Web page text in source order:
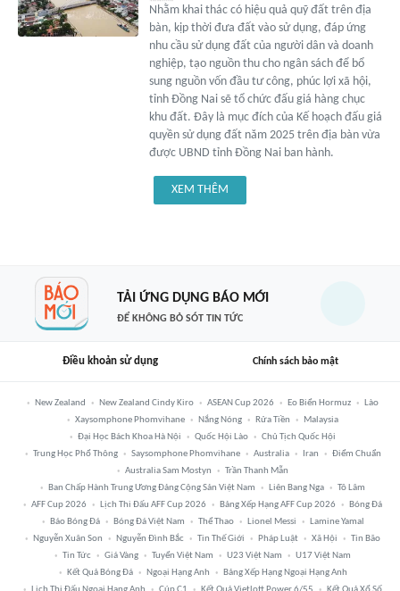
Nhằm khai thác có hiệu quả quỹ đất trên địa
bàn, kịp thời đưa đất vào sử dụng, đáp ứng
nhu cầu sử dụng đất của người dân và doanh
nghiệp, tạo nguồn thu cho ngân sách để bổ
sung nguồn vốn đầu tư công, phúc lợi xã hội,
tỉnh Đồng Nai sẽ tổ chức đấu giá hàng chục
khu đất. Đây là mục đích của Kế hoạch đấu giá
quyền sử dụng đất năm 2025 trên địa bàn vừa
được UBND tỉnh Đồng Nai ban hành.
XEM THÊM
TẢI ỨNG DỤNG BÁO MỚI
ĐỂ KHÔNG BỎ SÓT TIN TỨC
Điều khoản sử dụng Chính sách bảo mật
New Zealand New Zealand Cindy Kiro ASEAN Cup 2026 Eo Biển Hormuz
Lào
Xaysomphone Phomvihane
Nắng Nóng Rửa Tiền
Malaysia
Đại Học Bách Khoa Hà Nội
Quốc Hội Lào
Chủ Tịch Quốc Hội
Trung Học Phổ Thông
Saysomphone Phomvihane Australia Iran
Điểm Chuẩn
Australia Sam Mostyn
Trần Thanh Mẫn
Ban Chấp Hành Trung Ương Đảng Cộng Sản Việt Nam
Liên Bang Nga
Tô Lâm
AFF Cup 2026
Lịch Thi Đấu AFF Cup 2026 Bảng Xếp Hạng AFF Cup 2026
Bóng Đá
Báo Bóng Đá
Bóng Đá Việt Nam Thể Thao Lionel Messi
Lamine Yamal
Nguyễn Xuân Son
Nguyễn Đình Bắc Tin Thế Giới Pháp Luật Xã Hội
Tin Bão
Tin Tức
Giá Vàng Tuyển Việt Nam U23 Việt Nam
U17 Việt Nam
Kết Quả Bóng Đá
Ngoại Hạng Anh
Bảng Xếp Hạng Ngoại Hạng Anh